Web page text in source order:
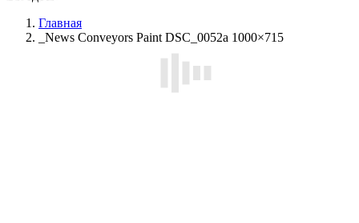
Главная
_News Conveyors Paint DSC_0052a 1000×715